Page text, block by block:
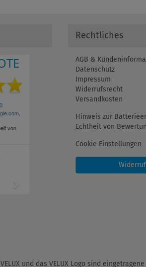
Rechtliches
AGB &
Datenschutz
Impressum
Widerrufsrecht
Versandkosten
Hinweis zur
Echtheit von
Cookie Einstellungen
Widerruf
VELUX und das VELUX Logo sind